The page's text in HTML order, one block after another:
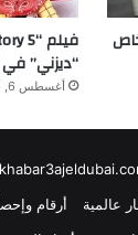
“ديزني” في
أغسطس 6, 2026
عالمية أرقام